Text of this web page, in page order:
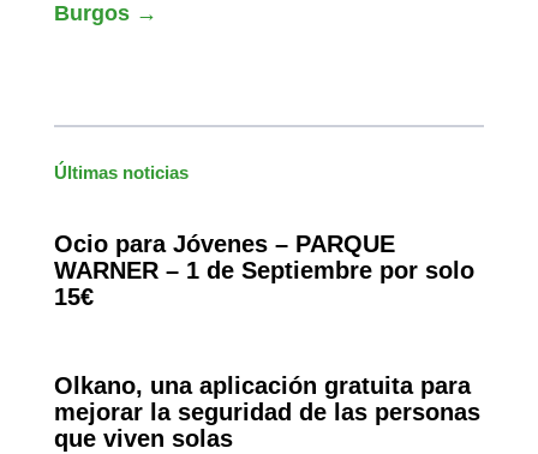
Burgos→
Últimas noticias
Ocio para Jóvenes – PARQUE
WARNER – 1 de Septiembre por solo
15€
Olkano, una aplicación gratuita para
mejorar la seguridad de las personas
que viven solas